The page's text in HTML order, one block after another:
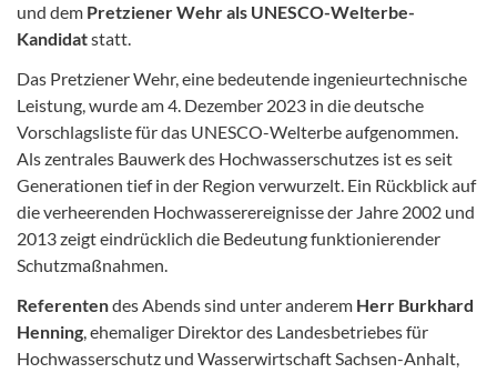
und dem Pretziener Wehr als UNESCO-Welterbe-
Kandidatstatt.
Das Pretziener Wehr, eine bedeutende ingenieurtechnische
Leistung, wurde am 4. Dezember 2023 in die deutsche
Vorschlagsliste für das UNESCO-Welterbe aufgenommen.
Als zentrales Bauwerk des Hochwasserschutzes ist es seit
Generationen tief in der Region verwurzelt. Ein Rückblick auf
die verheerenden Hochwasserereignisse der Jahre 2002 und
2013 zeigt eindrücklich die Bedeutung funktionierender
Schutzmaßnahmen.
Referentendes Abends sind unter anderem Herr Burkhard
Henning, ehemaliger Direktor des Landesbetriebes für
Hochwasserschutz und Wasserwirtschaft Sachsen-Anhalt,